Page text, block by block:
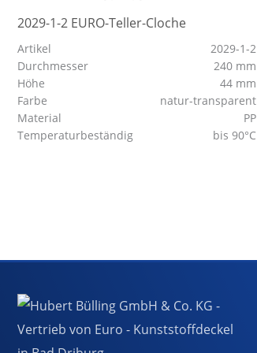
2029-1-2 EURO-Teller-Cloche
Artikel
2029-1-2
Durchmesser
240 mm
Höhe
44 mm
Farbe
natur-transparent
Material
PP
Temperaturbeständig
bis 90°C